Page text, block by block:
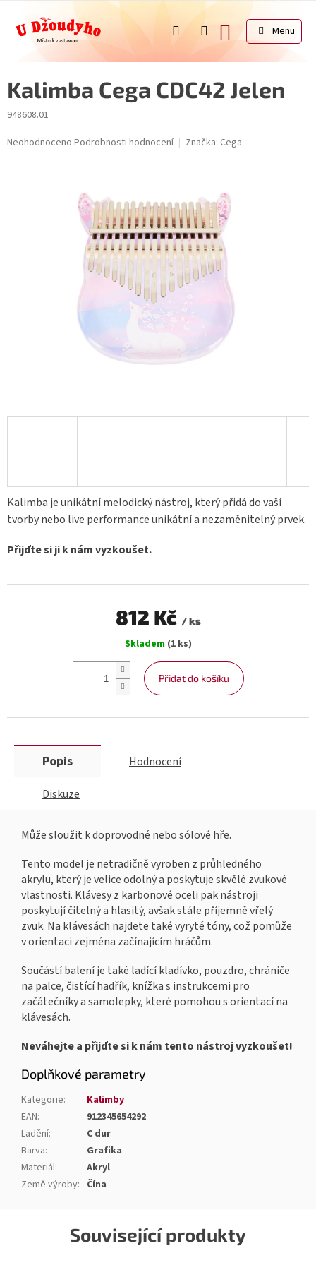
obsah
NÁKUPNÍ
KOŠÍK
Kalimba Cega CDC42 Jelen
948608.01
Průměrné
Neohodnoceno Podrobnosti hodnocení Značka: Cega
Kalimba je unikátní melodický nástroj, který přidá do vaší
tvorby nebo live performance unikátní a nezaměnitelný prvek.
Přijďte si ji k nám vyzkoušet.
812 Kč / ks
cena:
Skladem (1 ks)
Přidat do košíku
Související produkty
Popis Hodnocení
Diskuze
Může sloužit k doprovodné nebo sólové hře.
Tento model je netradičně vyroben z průhledného
akrylu, který je velice odolný a poskytuje skvělé zvukové
vlastnosti. Klávesy z karbonové oceli pak nástroji
poskytují čitelný a hlasitý, avšak stále příjemně vřelý
zvuk. Na klávesách najdete také vyryté tóny, což pomůže
v orientaci zejména začínajícím hráčům.
Součástí balení je také ladící kladívko, pouzdro, chrániče
na palce, čistící hadřík, knížka s instrukcemi pro
začátečníky a samolepky, které pomohou s orientací na
klávesách.
Neváhejte a přijďte si k nám tento nástroj vyzkoušet!
Doplňkové parametry
Kategorie:
Kalimby
EAN:
912345654292
Ladění:
C dur
Barva:
Grafika
Materiál:
Akryl
Země výroby: Čína